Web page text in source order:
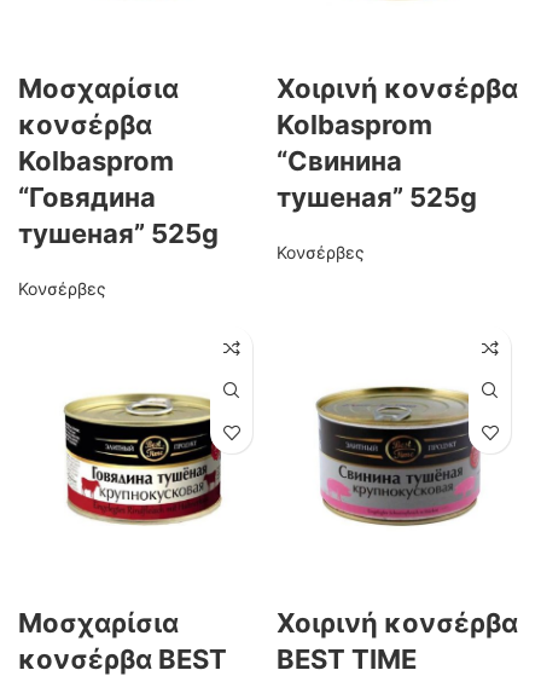
Μοσχαρίσια
κονσέρβα
Kolbasprom
“Говядина
тушеная” 525g
Κονσέρβες
Χοιρινή κονσέρβα
Kolbasprom
“Свинина
тушеная” 525g
Κονσέρβες
Μοσχαρίσια
κονσέρβα BEST
Χοιρινή κονσέρβα
BEST TIME